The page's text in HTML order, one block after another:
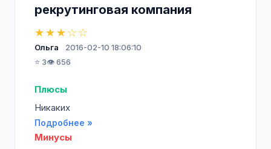
рекрутинговая компания
★★★☆☆
Ольга
2016-02-10 18:06:10
⭐ 3👁️ 656
Плюсы
Никаких
Подробнее »
Минусы